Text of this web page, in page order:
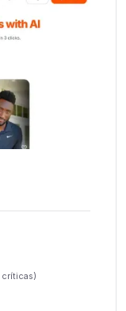
críticas)